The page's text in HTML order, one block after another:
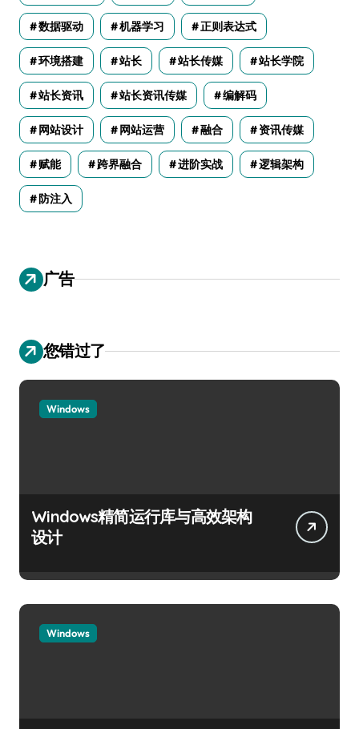
数据驱动 机器学习 正则表达式
环境搭建 站长 站长传媒 站长学院
站长资讯 站长资讯传媒 编解码
网站设计 网站运营 融合 资讯传媒
赋能 跨界融合 进阶实战 逻辑架构
防注入
广告
您错过了
Windows
Windows精简运行库与高效架构
设计
Windows